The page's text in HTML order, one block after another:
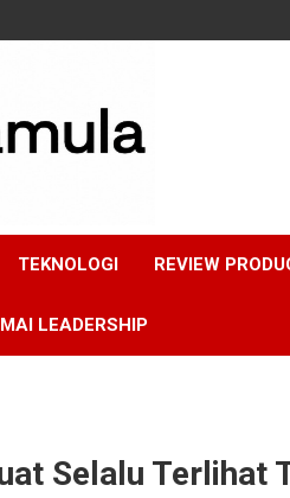
TEKNOLOGI REVIEW
LEADERSHIP
Selalu Terlihat